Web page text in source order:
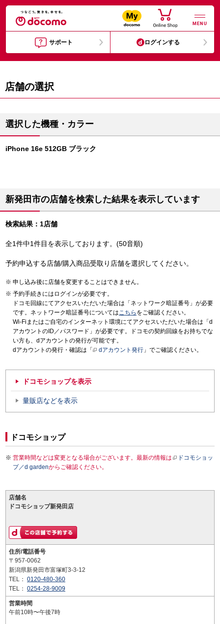
MENU
サポート ログインする
店舗の選択
選択した機種・カラー
iPhone 16e 512GB ブラック
新発田市の店舗を検索した結果を表示しています
検索結果：1店舗
全1件中1件目を表示しております。(50音順)
予約申込する店舗/購入商品受取り店舗を選択してください。
申し込み後に店舗を変更することはできません。
予約手続きにはログインが必要です。
ドコモ回線にてアクセスいただいた場合は「ネットワーク暗証番号」が必要
です。ネットワーク暗証番号についてはこちら をご確認ください。
Wi-Fiまたはご自宅のインターネット環境にてアクセスいただいた場合は「d
アカウントのID／パスワード」が必要です。ドコモの契約回線をお持ちでな
い方も、dアカウントの発行が可能です。
dアカウントの発行・確認は「
dアカウント発行 」でご確認ください。
ドコモショップを表示
量販店などを表示
ドコモショップ
営業時間などは変更となる場合がございます。最新の情報は
ドコモショッ
プ／d gardenからご確認ください。
店舗名
ドコモショップ新発田店
住所/電話番号
〒957-0062
新潟県新発田市富塚町3-3-12
TEL： 0120-480-360
TEL： 0254-28-9009
営業時間
午前10時〜午後7時